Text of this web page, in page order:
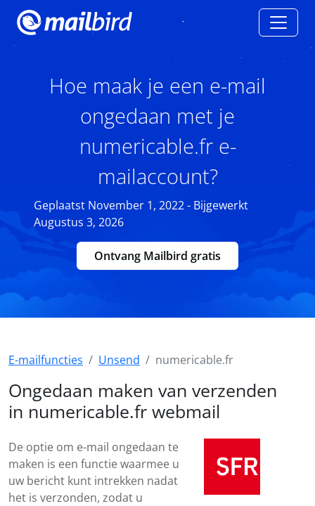
Hoe maak je een e-mail
ongedaan met je
numericable.fr e-
mailaccount?
Geplaatst November 1, 2022 - Bijgewerkt
Augustus 3, 2026
Ontvang Mailbird gratis
E-mailfuncties Unsend numericable.fr
Ongedaan maken van verzenden
in numericable.fr webmail
De optie om e-mail ongedaan te
maken is een functie waarmee u
uw bericht kunt intrekken nadat
het is verzonden, zodat u